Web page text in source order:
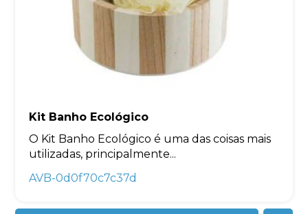
Kit Banho Ecológico
O Kit Banho Ecológico é uma das coisas mais
utilizadas, principalmente...
AVB-0d0f70c7c37d